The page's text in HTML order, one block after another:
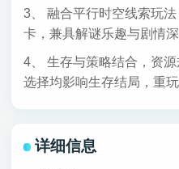
3、 融合平行时空线索玩
卡，兼具解谜乐趣与剧情深
4、 生存与策略结合，资
选择均影响生存结局，重玩
详细信息